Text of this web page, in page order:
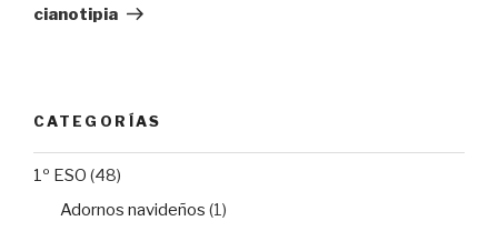
entrada
cianotipia
CATEGORÍAS
1º ESO (48)
Adornos navideños (1)